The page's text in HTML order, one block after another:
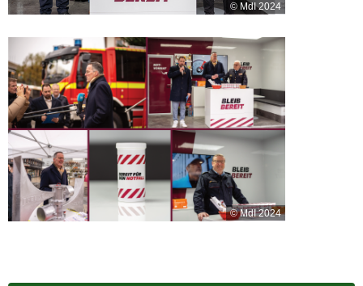
© MdI 2024
© MdI 2024